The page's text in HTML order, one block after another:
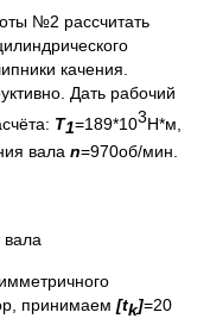
№2 рассчитать
качения.
Дать рабочий
Т1=189*103Н*м,
вала n=970об/мин.
принимаем [tk]=20